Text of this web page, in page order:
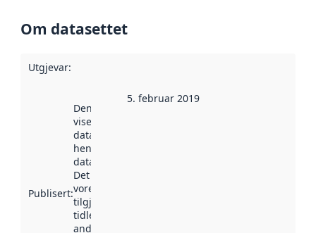
Om datasettet
Utgjevar:
Publisert:
Denne datoen
viser når
datasettet vart
henta inn av
data.norge.no.
Det kan ha
vore
tilgjengeleg
tidlegare
andre stader.
5. februar 2019